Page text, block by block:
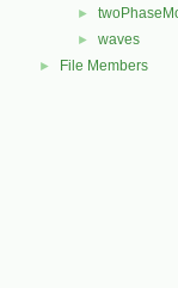
►
► waves
► File Members